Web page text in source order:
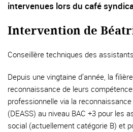
intervenues lors du café
Intervention de
Conseillère techniques des
Depuis une vingtaine d’année, la
reconnaissance de leurs
professionnelle via la
(DEASS) au niveau BAC +3 pour les
social (actuellement catégorie B) et